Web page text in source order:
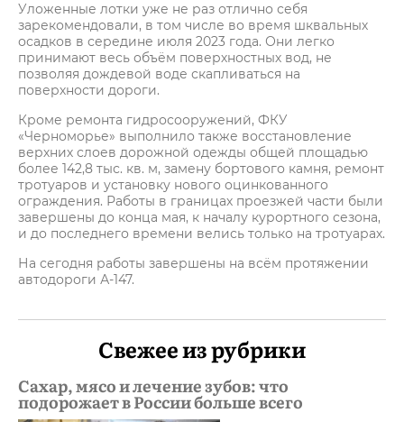
Уложенные лотки уже не раз отлично себя
зарекомендовали, в том числе во время шквальных
осадков в середине июля 2023 года. Они легко
принимают весь объём поверхностных вод, не
позволяя дождевой воде скапливаться на
поверхности дороги.
Кроме ремонта гидросооружений, ФКУ
«Черноморье» выполнило также восстановление
верхних слоев дорожной одежды общей площадью
более 142,8 тыс. кв. м, замену бортового камня, ремонт
тротуаров и установку нового оцинкованного
ограждения. Работы в границах проезжей части были
завершены до конца мая, к началу курортного сезона,
и до последнего времени велись только на тротуарах.
На сегодня работы завершены на всём протяжении
автодороги А-147.
Свежее из рубрики
Сахар, мясо и лечение зубов: что
подорожает в России больше всего